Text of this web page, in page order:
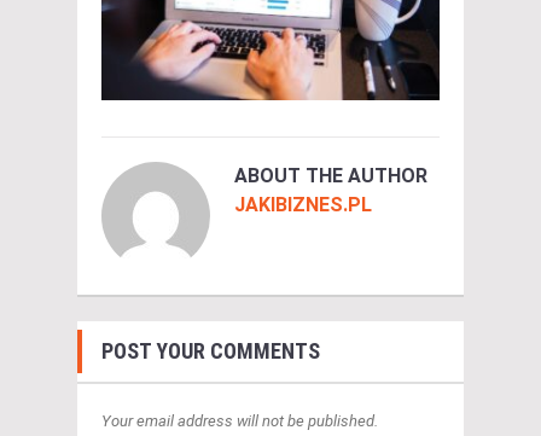
ABOUT THE AUTHOR
JAKIBIZNES.PL
POST YOUR COMMENTS
Your email address will not be published.